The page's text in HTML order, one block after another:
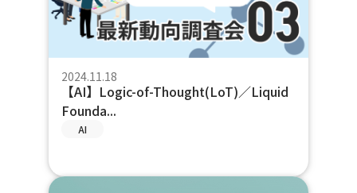
2024.11.18
【AI】Logic-of-Thought(LoT)／Liquid
Founda...
AI